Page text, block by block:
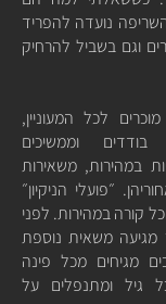
נועדה להפריד
וגם בשביל להרחיק
לכל המעוניין,
וממשיכים
במהירות, משאירות
״פועלי הניקיון״
קורה במהירות. לפני
משאית נוספת
מגיחים מכל פינה
גיל ומתנפלים על